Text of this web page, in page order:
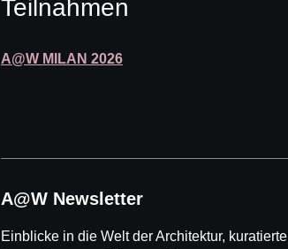
Teilnahmen
A@W MILAN 2026
A@W Newsletter
Einblicke in die Welt der Architektur, kuratierte